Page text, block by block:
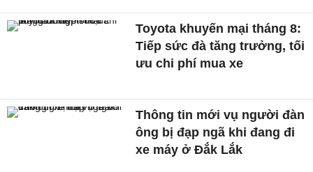
Toyota khuyến mại tháng 8:
Tiếp sức đà tăng trưởng, tối
ưu chi phí mua xe
Thông tin mới vụ người đàn
ông bị đạp ngã khi đang đi
xe máy ở Đắk Lắk